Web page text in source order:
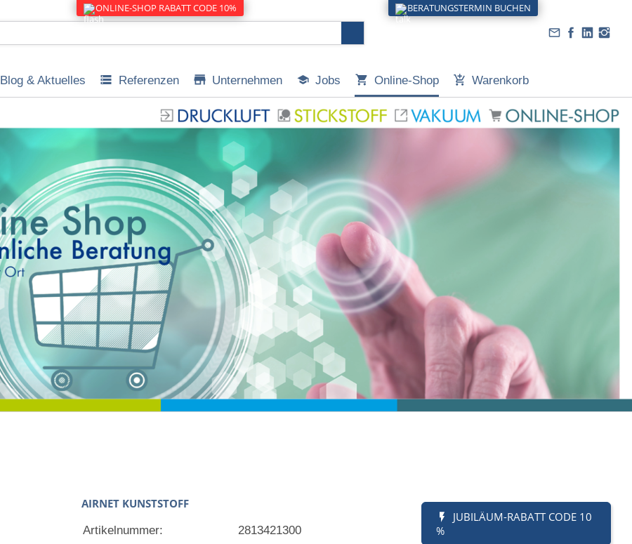
Blog & Aktuelles Referenzen Unternehmen Jobs Online-Shop Warenkorb
AIRNET KUNSTSTOFF
Artikelnummer:
2813421300
JUBILÄUM-RABATT CODE 10
%
BERATUNGSTERMIN BUCHEN
ONLINE-SHOP RABATT CODE 10%